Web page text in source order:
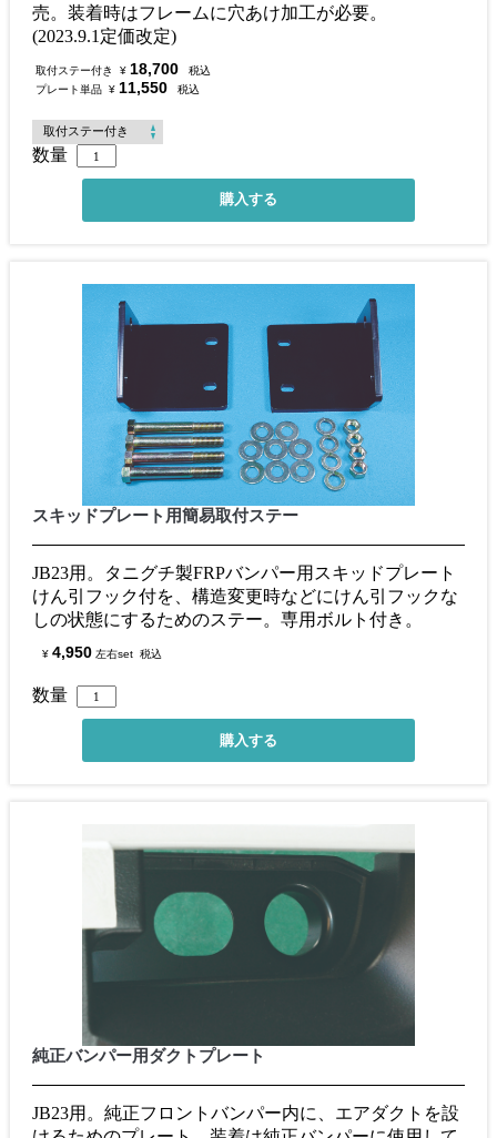
売。装着時はフレームに穴あけ加工が必要。
(2023.9.1定価改定)
取付ステー付き ¥ 18,700
税込
プレート単品 ¥ 11,550 税込
数量
スキッドプレート用簡易取付ステー
JB23用。タニグチ製FRPバンパー用スキッドプレート
けん引フック付を、構造変更時などにけん引フックな
しの状態にするためのステー。専用ボルト付き。
¥ 4,950 左右set 税込
数量
純正バンパー用ダクトプレート
JB23用。純正フロントバンパー内に、エアダクトを設